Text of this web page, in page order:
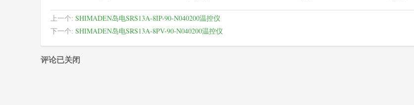
上一个: SHIMADEN岛电SRS13A-8IP-90-N040200温控仪
下一个: SHIMADEN岛电SRS13A-8PV-90-N040200温控仪
评论已关闭